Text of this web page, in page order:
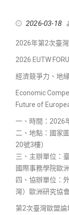
2026-03-18
2026年第2次臺
2026 EUTW
經濟競爭力、地
Economic
Future of
一、時間：2026
二、地點：國家
20號3樓）
三、主辦單位：
國際事務學院歐
四、協辦單位：
灣）歐洲研究協
第2次臺灣歐盟